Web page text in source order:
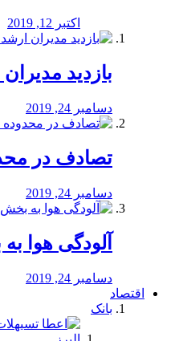
اکتبر 12, 2019
بازدید
دسامبر 24, 2019
تصادف در
دسامبر 24, 2019
آلودگی هوا
دسامبر 24, 2019
اقتصاد
بانک